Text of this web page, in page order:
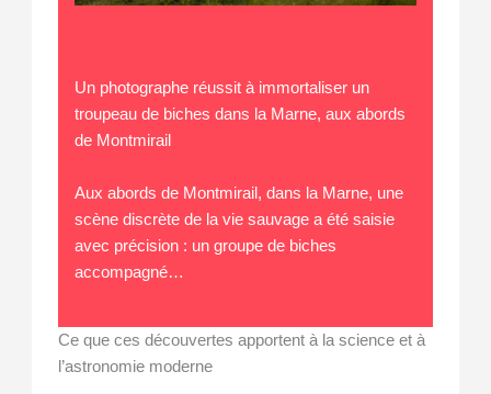
Un photographe réussit à immortaliser un
troupeau de biches dans la Marne, aux abords
de Montmirail
Aux abords de Montmirail, dans la Marne, une
scène discrète de la vie sauvage a été saisie
avec précision : un groupe de biches
accompagné…
Ce que ces découvertes apportent à la science et à
l’astronomie moderne